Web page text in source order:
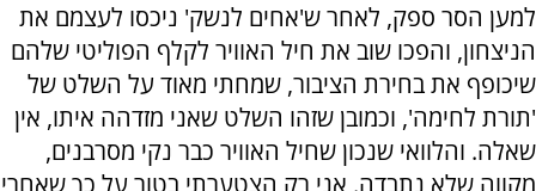
למען הסר ספק, לאחר ש'אחים לנשק' ניכסו לעצמם את
הניצחון, והפכו שוב את חיל האוויר לקלף הפוליטי שלהם
שיכופף את בחירת הציבור, שמחתי מאוד על השלט של
'תורת לחימה', וכמובן שזהו השלט שאני מזדהה איתו, אין
שאלה. והלוואי שנכון שחיל האוויר כבר נקי מסרבנים,